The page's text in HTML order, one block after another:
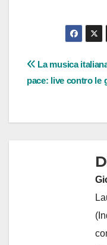
articoli
La musica
pace: live contro le